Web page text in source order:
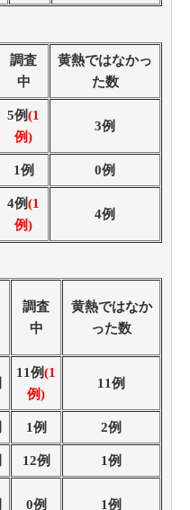
調査
中
黄熱ではなかっ
た数
5例(1
例)
3例
1例 0例
4例(1
例)
4例
調査
中
黄熱ではなか
った数
11例(1
例)
11例
1例 2例
12例 1例
0例 1例